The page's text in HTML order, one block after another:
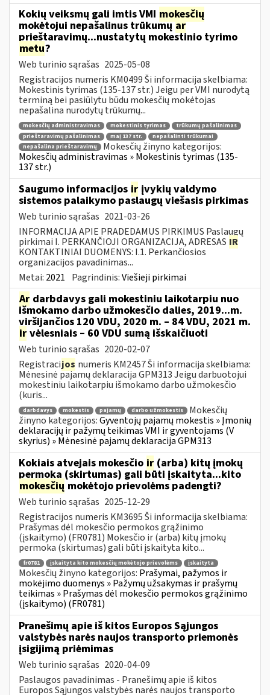
Kokių veiksmų gali imtis VMI mokesčių
mokėtojui nepašalinus trūkumųar
prieštaravimų...nustatytų mokestinio tyrimo
metu?
Web turinio sąrašas 2025-05-08
Registracijos numeris KM0499 Ši informacija skelbiama:
Mokestinis tyrimas (135-137 str.) Jeigu per VMI nurodytą
terminą bei pasiūlytu būdu mokesčių mokėtojas
nepašalina nurodytų trūkumų...
mokesčių administravimas mokestinis tyrimas
trūkumų pašalinimas
prieštaravimų pašalinimas
maį 137 str.
nepašalinti trūkumai
nepašalina prieštaravimų
Mokesčių žinyno kategorijos:
Mokesčių administravimas » Mokestinis tyrimas (135-
137 str.)
Saugumo informacijos ir įvykių valdymo
sistemos palaikymo paslaugų viešasis pirkimas
Web turinio sąrašas 2021-03-26
INFORMACIJA APIE PRADEDAMUS PIRKIMUS Paslaugų
pirkimai I. PERKANČIOJI ORGANIZACIJA, ADRESAS IR
KONTAKTINIAI DUOMENYS: I.1. Perkančiosios
organizacijos pavadinimas...
Metai: 2021 Pagrindinis:Viešieji pirkimai
Ar darbdavys gali mokestiniu laikotarpiu nuo
išmokamo darbo užmokesčio dalies, 2019...m.
viršijančios 120 VDU, 2020 m. – 84 VDU, 2021 m.
ir vėlesniais – 60 VDU sumą išskaičiuoti
Web turinio sąrašas 2020-02-07
Registracijos numeris KM2457 Ši informacija skelbiama:
Mėnesinė pajamų deklaracija GPM313 Jeigu darbuotojui
mokestiniu laikotarpiu išmokamo darbo užmokesčio
(kuris...
darbdavys mokestis pajamų darbo užmokestis
Mokesčių
žinyno kategorijos:Gyventojų pajamų mokestis » Įmonių
deklaracijų ir pažymų teikimas VMI ir gyventojams (V
skyrius) » Mėnesinė pajamų deklaracija GPM313
Kokiais atvejais mokesčio ir (arba) kitų įmokų
permoka (skirtumas) gali būti įskaityta...kito
mokesčių mokėtojo prievolėms padengti?
Web turinio sąrašas 2025-12-29
Registracijos numeris KM3695 Ši informacija skelbiama:
Prašymas dėl mokesčio permokos grąžinimo
(įskaitymo) (FR0781) Mokesčio ir (arba) kitų įmokų
permoka (skirtumas) gali būti įskaityta kito...
fr0781 įskaityta kito mokesčių mokėtojo prievolėms įskaityta
Mokesčių žinyno kategorijos: Prašymai, pažymos ir
mokėjimo duomenys » Pažymų užsakymas ir prašymų
teikimas » Prašymas dėl mokesčio permokos grąžinimo
(įskaitymo) (FR0781)
Pranešimų apie iš kitos Europos Sąjungos
valstybės narės naujos transporto priemonės
įsigijimą priėmimas
Web turinio sąrašas 2020-04-09
Paslaugos pavadinimas - Pranešimų apie iš kitos
Europos Sąjungos valstybės narės naujos transporto